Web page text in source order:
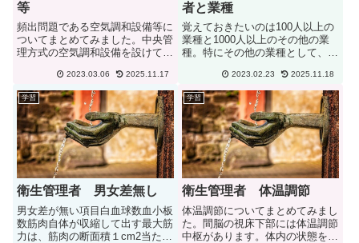
等
頻出問題である空気調和設備等に
ついてまとめてみました。中央管
理方式の空気調和設備を設けてい
か月以内ごとに１回、定期に、空
気中の一酸化炭素及び二酸化炭素
の含有率を測定しなければならな
い。機械による換気のための設
備...
2023.03.06 2025.11.17
者と業種
覚えておきたいのは100人以上の
業種と1000人以上のその他の業
種。特にその他の業種として、医
数林業、鉱業、建設業、運送業、
清掃業100人製造業(物の加工業を
含む。)、電気業、ガス業、熱供
給業、水道業、 通信業...
2023.02.23 2025.11.18
学習
衛生管理者 男女差無し
男女差が無い項目白血球数血小板
数筋肉自体が収縮して出す最大筋
力は、筋肉の断面積１cm2当たり
学習
衛生管理者 体温調節
体温調節についてまとめてみまし
た。間脳の視床下部には体温調節
中枢があります。体内の状態を一